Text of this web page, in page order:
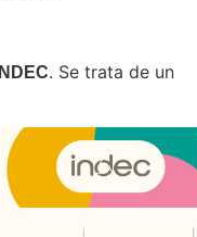
INDEC. Se trata de un